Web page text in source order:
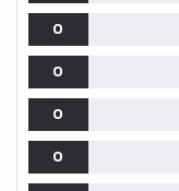
0
0
0
0